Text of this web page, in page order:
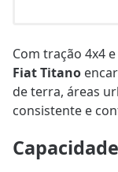
Com tração 4x4
Fiat Titano
de terra, áreas
consistente e